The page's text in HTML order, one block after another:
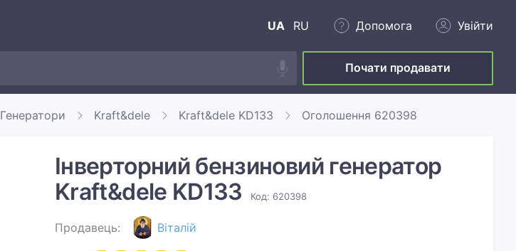
UA RU Допомога Увійти
Почати продавати
Генератори Kraft&dele Kraft&dele KD133 Оголошення 620398
Інверторний бензиновий генератор
Kraft&dele KD133
Код: 620398
Продавець: Віталій